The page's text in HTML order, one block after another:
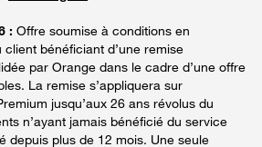
: Offre soumise à conditions en
bénéficiant d’une remise
par Orange dans le cadre d’une offre
La remise s’appliquera sur
jusqu’aux 26 ans révolus du
n’ayant jamais bénéficié du service
depuis plus de 12 mois. Une seule